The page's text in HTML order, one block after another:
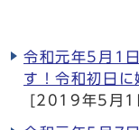
令和元年5月1
す！令和初日に
[2019年5月1